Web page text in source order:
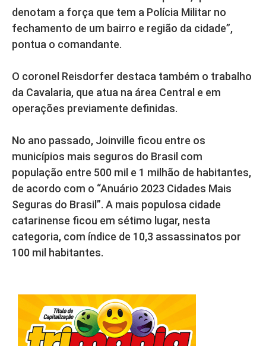
denotam a força que tem a Polícia Militar no
fechamento de um bairro e região da cidade”,
pontua o comandante.
O coronel Reisdorfer destaca também o trabalho
da Cavalaria, que atua na área Central e em
operações previamente definidas.
No ano passado, Joinville ficou entre os
municípios mais seguros do Brasil com
população entre 500 mil e 1 milhão de habitantes,
de acordo com o “Anuário 2023 Cidades Mais
Seguras do Brasil”. A mais populosa cidade
catarinense ficou em sétimo lugar, nesta
categoria, com índice de 10,3 assassinatos por
100 mil habitantes.